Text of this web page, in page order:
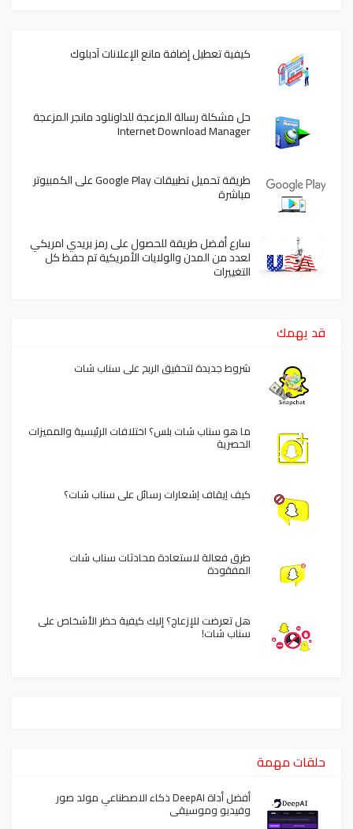
كيفية تعطيل إضافة مانع الإعلانات آدبلوك
حل مشكلة رسالة المزعجة للداونلود مانجر المزعجة
Internet Download Manager
طريقة تحميل تطبيقات Google Play على الكمبيوتر
مباشرة
سارع أفضل طريقة للحصول على رمز بريدي امريكي
لعدد من المدن والولايات الأمريكية تم حفظ كل
التغييرات
قد يهمك
شروط جديدة لتحقيق الربح على سناب شات
ما هو سناب شات بلس؟ اختلافات الرئيسية والمميزات
الحصرية
كيف إيقاف إشعارات رسائل على سناب شات؟
طرق فعالة لاستعادة محادثات سناب شات
المفقودة
هل تعرضت للإزعاج؟ إليك كيفية حظر الأشخاص على
سناب شات!
حلقات مهمة
أفضل أداة DeepAI ذكاء الاصطناعي مولد صور
وفيديو وموسيقى